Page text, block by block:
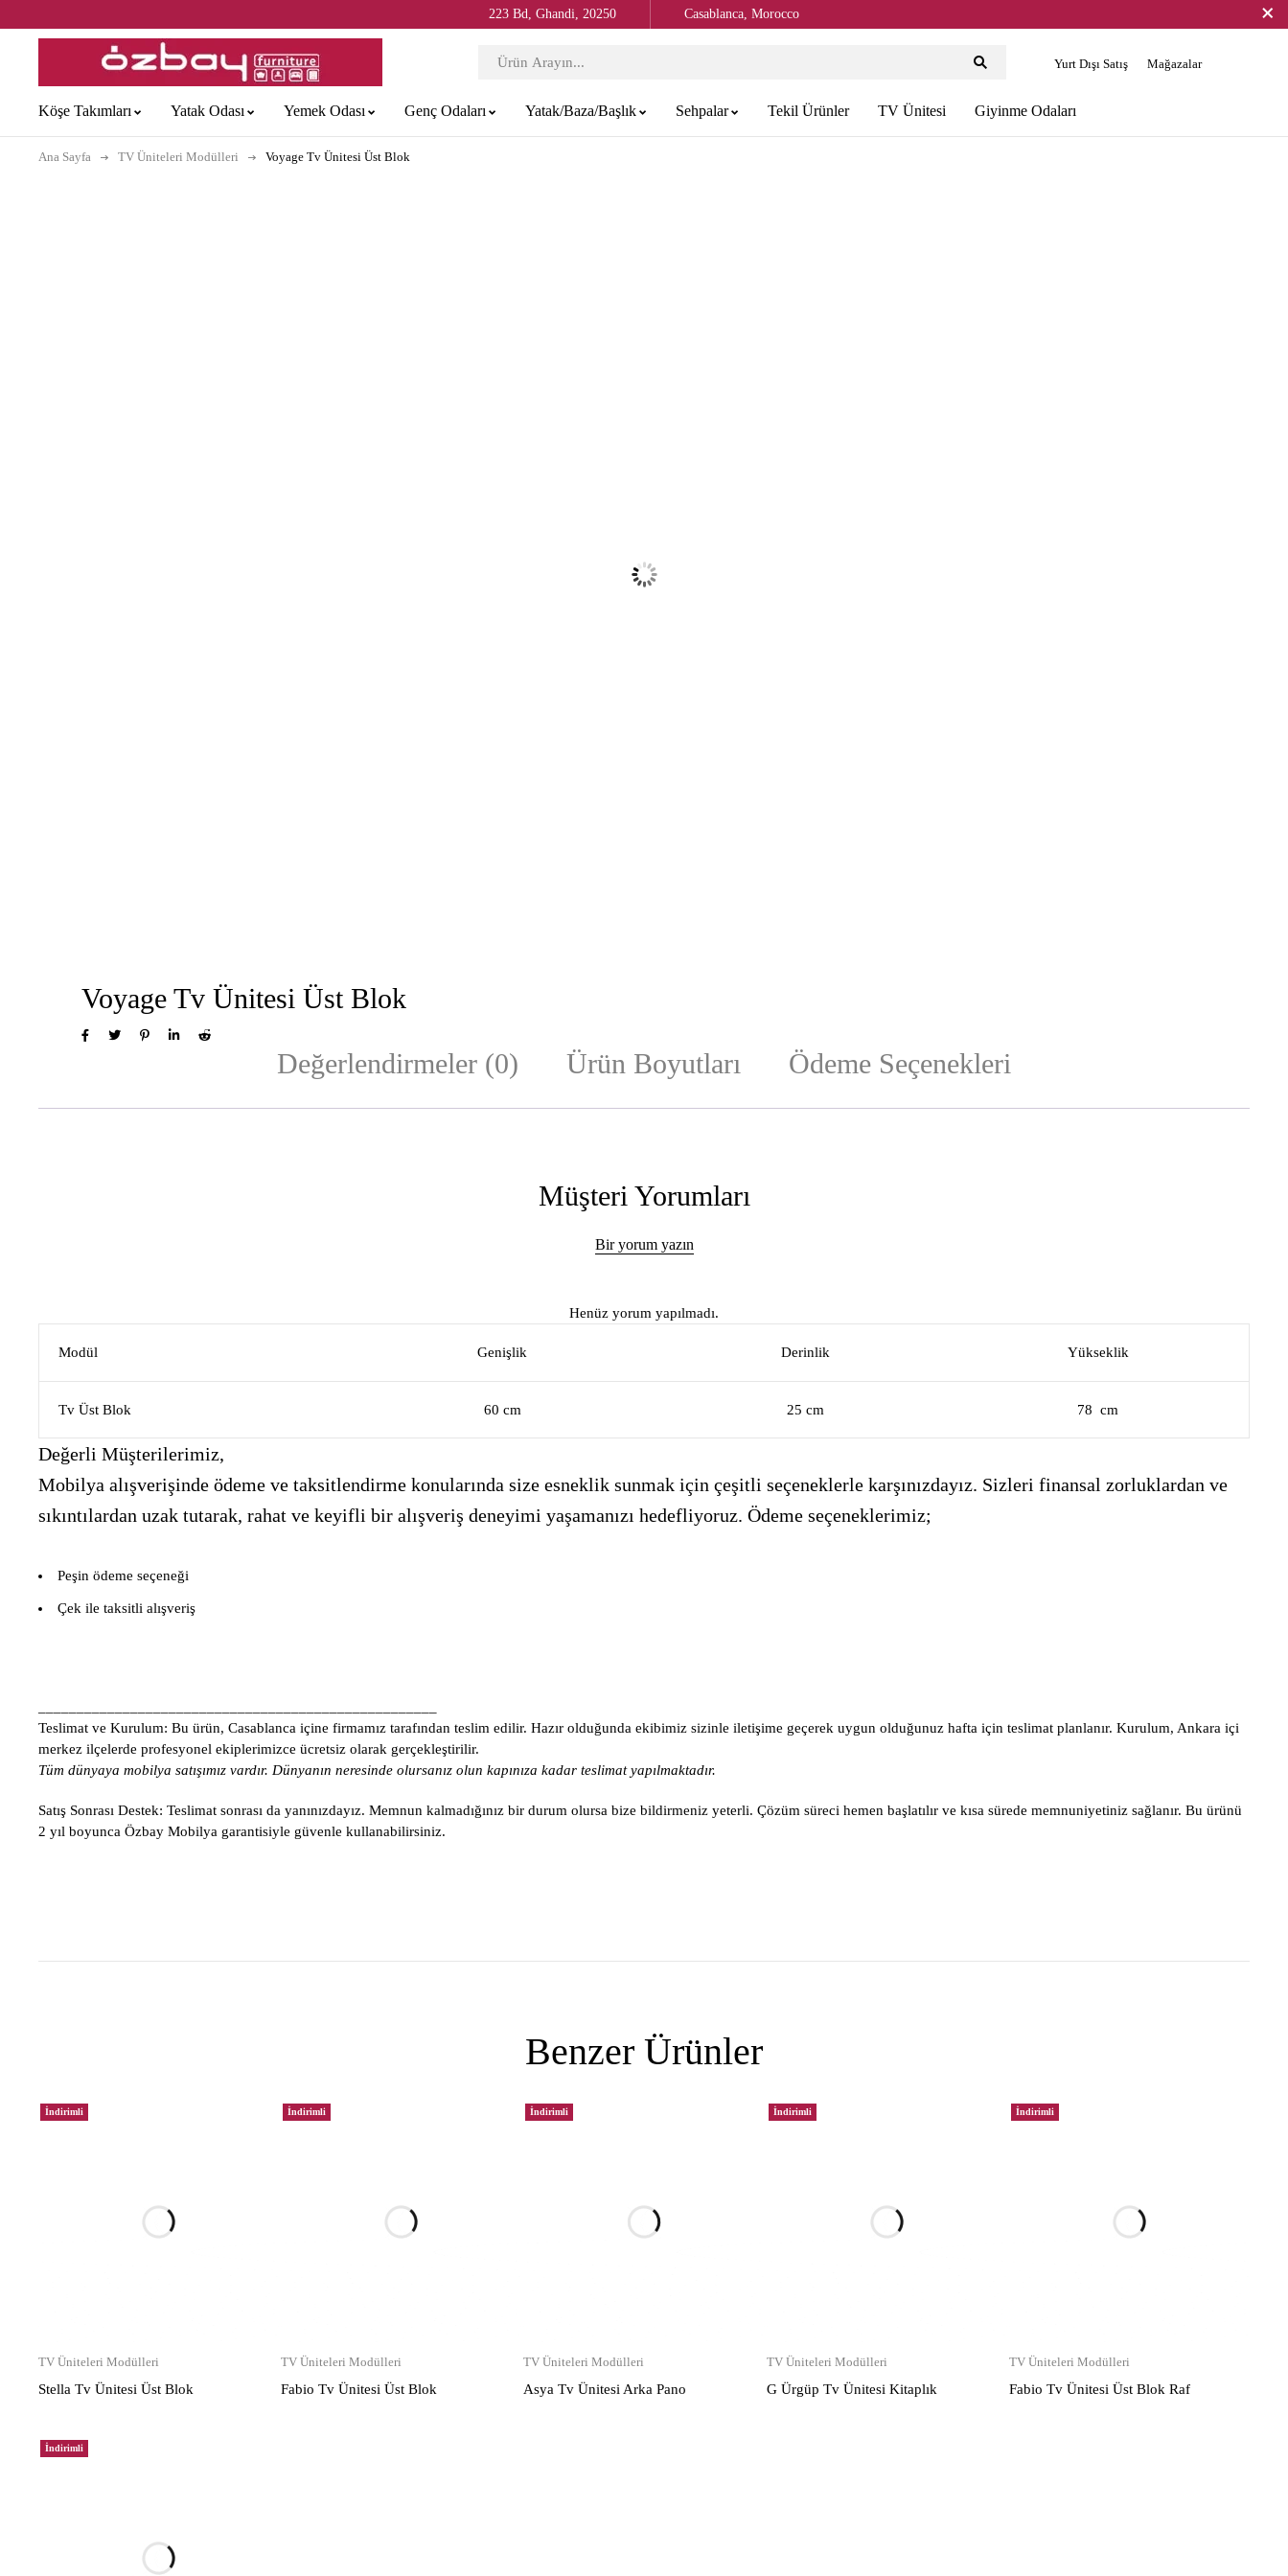
223 Bd, Ghandi, 20250 Casablanca, Morocco
Yurt Dışı Satış Mağazalar
Köşe Takımları Yatak Odası Yemek Odası Genç Odaları Yatak/Baza/Başlık Sehpalar Tekil Ürünler TV Ünitesi Giyinme Odaları
Ana Sayfa TV Üniteleri Modülleri Voyage Tv Ünitesi Üst Blok
Voyage Tv Ünitesi Üst Blok
Değerlendirmeler (0) Ürün Boyutları Ödeme Seçenekleri
Müşteri Yorumları
Bir yorum yazın
Henüz yorum yapılmadı.
Modül Genişlik Derinlik Yükseklik
Tv Üst Blok 60 cm 25 cm 78 cm
Değerli Müşterilerimiz,
Mobilya alışverişinde ödeme ve taksitlendirme konularında size esneklik sunmak için çeşitli seçeneklerle karşınızdayız. Sizleri finansal zorluklardan ve
sıkıntılardan uzak tutarak, rahat ve keyifli bir alışveriş deneyimi yaşamanızı hedefliyoruz. Ödeme seçeneklerimiz;
Peşin ödeme seçeneği
Çek ile taksitli alışveriş
Teslimat ve Kurulum: Bu ürün, Casablanca içine firmamız tarafından teslim edilir. Hazır olduğunda ekibimiz sizinle iletişime geçerek uygun olduğunuz hafta için teslimat planlanır. Kurulum, Ankara içi
merkez ilçelerde profesyonel ekiplerimizce ücretsiz olarak gerçekleştirilir.
Tüm dünyaya mobilya satışımız vardır. Dünyanın neresinde olursanız olun kapınıza kadar teslimat yapılmaktadır.
Satış Sonrası Destek: Teslimat sonrası da yanınızdayız. Memnun kalmadığınız bir durum olursa bize bildirmeniz yeterli. Çözüm süreci hemen başlatılır ve kısa sürede memnuniyetiniz sağlanır. Bu ürünü
2 yıl boyunca Özbay Mobilya garantisiyle güvenle kullanabilirsiniz.
Benzer Ürünler
İndirimli
TV Üniteleri Modülleri
Stella Tv Ünitesi Üst Blok
İndirimli
TV Üniteleri Modülleri
Fabio Tv Ünitesi Üst Blok
İndirimli
TV Üniteleri Modülleri
Asya Tv Ünitesi Arka Pano
İndirimli
TV Üniteleri Modülleri
G Ürgüp Tv Ünitesi Kitaplık
İndirimli
TV Üniteleri Modülleri
Fabio Tv Ünitesi Üst Blok Raf
İndirimli